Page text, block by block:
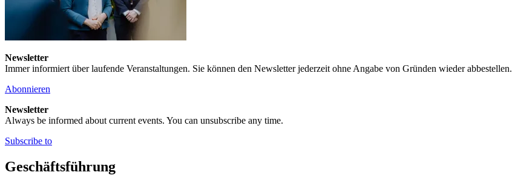
Newsletter
Immer informiert über laufende Veranstaltungen. Sie können den Newsletter jederzeit ohne Angabe von Gründen wieder abbestellen.
Abonnieren
Newsletter
Always be informed about current events. You can unsubscribe any time.
Subscribe to
Geschäftsführung